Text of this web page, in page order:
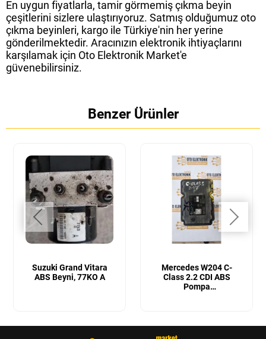
En uygun fiyatlarla, tamir görmemiş çıkma beyin
çeşitlerini sizlere ulaştırıyoruz. Satmış olduğumuz oto
çıkma beyinleri, kargo ile Türkiye'nin her yerine
gönderilmektedir. Aracınızın elektronik ihtiyaçlarını
karşılamak için Oto Elektronik Market'e
güvenebilirsiniz.
Benzer Ürünler
Suzuki Grand Vitara
ABS Beyni, 77KO A
Mercedes W204 C-
Class 2.2 CDI ABS
Pompa